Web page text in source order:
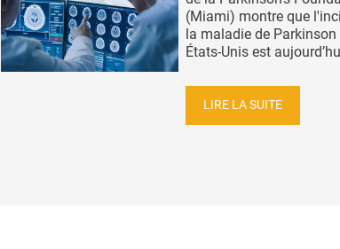
(Miami) montre que
la maladie de Parkinson
États-Unis est
LIRE LA SUITE